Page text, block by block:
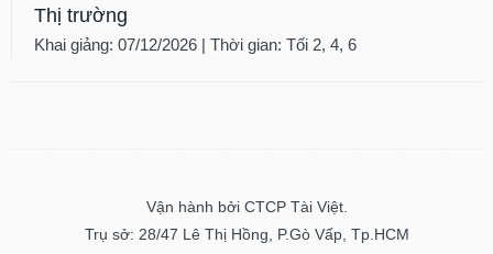
Thị trường
Khai giảng: 07/12/2026 | Thời gian: Tối 2, 4, 6
Vận hành bởi CTCP Tài Việt.
Trụ sở: 28/47 Lê Thị Hồng, P.Gò Vấp, Tp.HCM